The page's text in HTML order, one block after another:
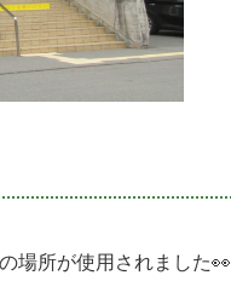
場所が使用されました👀